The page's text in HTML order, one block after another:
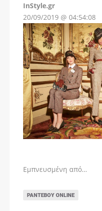
InStyle.gr
20/09/2019 @ 04:54:08
Εμπνευσμένη από…
ΡΑΝΤΕΒΟΎ ONLINE